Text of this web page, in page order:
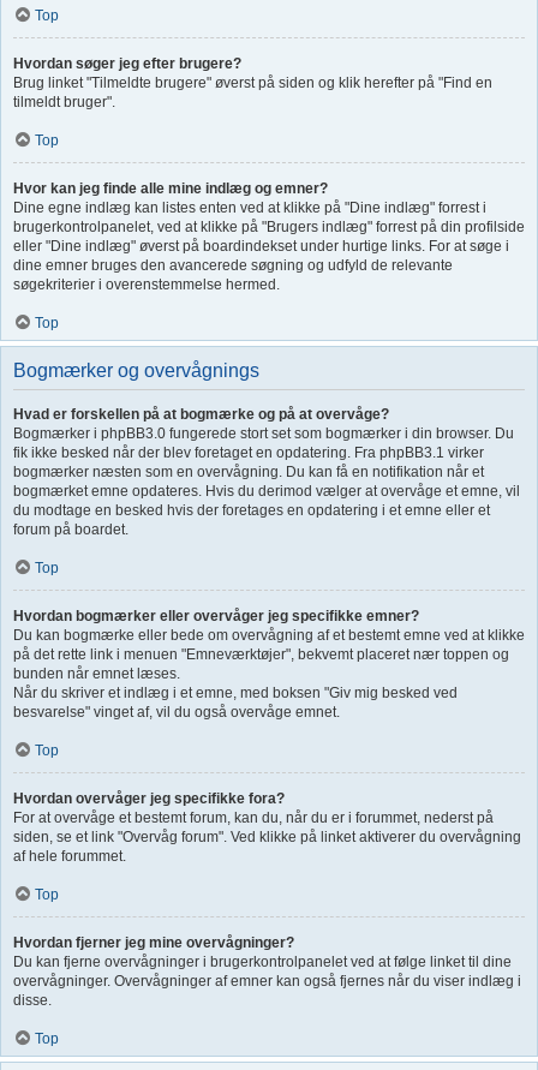
Top
Hvordan søger jeg efter brugere?
Brug linket "Tilmeldte brugere" øverst på siden og klik herefter på "Find en
tilmeldt bruger".
Top
Hvor kan jeg finde alle mine indlæg og emner?
Dine egne indlæg kan listes enten ved at klikke på "Dine indlæg" forrest i
brugerkontrolpanelet, ved at klikke på "Brugers indlæg" forrest på din profilside
eller "Dine indlæg" øverst på boardindekset under hurtige links. For at søge i
dine emner bruges den avancerede søgning og udfyld de relevante
søgekriterier i overenstemmelse hermed.
Top
Bogmærker og overvågnings
Hvad er forskellen på at bogmærke og på at overvåge?
Bogmærker i phpBB3.0 fungerede stort set som bogmærker i din browser. Du
fik ikke besked når der blev foretaget en opdatering. Fra phpBB3.1 virker
bogmærker næsten som en overvågning. Du kan få en notifikation når et
bogmærket emne opdateres. Hvis du derimod vælger at overvåge et emne, vil
du modtage en besked hvis der foretages en opdatering i et emne eller et
forum på boardet.
Top
Hvordan bogmærker eller overvåger jeg specifikke emner?
Du kan bogmærke eller bede om overvågning af et bestemt emne ved at klikke
på det rette link i menuen "Emneværktøjer", bekvemt placeret nær toppen og
bunden når emnet læses.
Når du skriver et indlæg i et emne, med boksen "Giv mig besked ved
besvarelse" vinget af, vil du også overvåge emnet.
Top
Hvordan overvåger jeg specifikke fora?
For at overvåge et bestemt forum, kan du, når du er i forummet, nederst på
siden, se et link "Overvåg forum". Ved klikke på linket aktiverer du overvågning
af hele forummet.
Top
Hvordan fjerner jeg mine overvågninger?
Du kan fjerne overvågninger i brugerkontrolpanelet ved at følge linket til dine
overvågninger. Overvågninger af emner kan også fjernes når du viser indlæg i
disse.
Top